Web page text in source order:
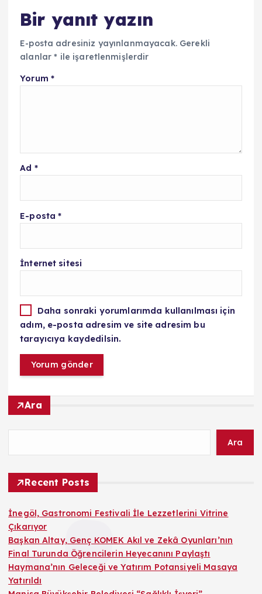
Bir yanıt yazın
E-posta adresiniz yayınlanmayacak. Gerekli
alanlar* ile işaretlenmişlerdir
Yorum *
Ad *
E-posta*
İnternet sitesi
Daha sonraki yorumlarımda kullanılması için
adım, e-posta adresim ve site adresim bu
tarayıcıya kaydedilsin.
Ara
Ara
Recent Posts
İnegöl, Gastronomi Festivali İle Lezzetlerini Vitrine
Çıkarıyor
Başkan Altay, Genç KOMEK Akıl ve Zekâ Oyunları’nın
Final Turunda Öğrencilerin Heyecanını Paylaştı
Haymana’nın Geleceği ve Yatırım Potansiyeli Masaya
Yatırıldı